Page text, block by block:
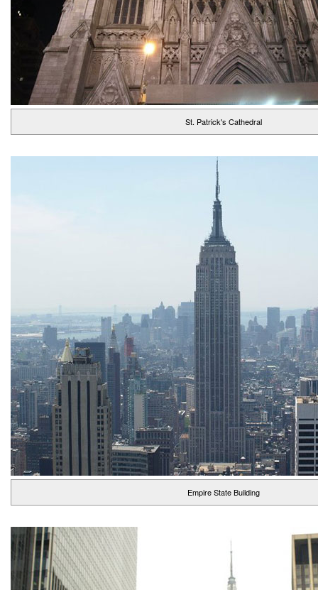
St. Patrick's Cathedral
Empire State Building